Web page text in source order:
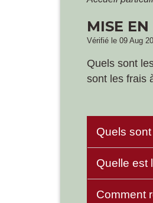
MISE
Vérifié le 09 Aug
Quels sont
sont les frais
Quels
Quelle est
Comment